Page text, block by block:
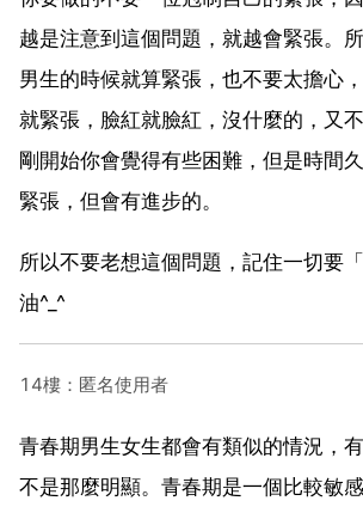
越是注意到這個問題，就越會緊張。
男生的時候就算緊張，也不要太擔心
就緊張，臉紅就臉紅，沒什麼的，又
剛開始你會覺得有些困難，但是時間
緊張，但會有進步的。
所以不要老想這個問題，記住一切要
油^_^
14樓：匿名使用者
青春期男生女生都會有類似的情況，
不是那麼明顯。青春期是一個比較敏